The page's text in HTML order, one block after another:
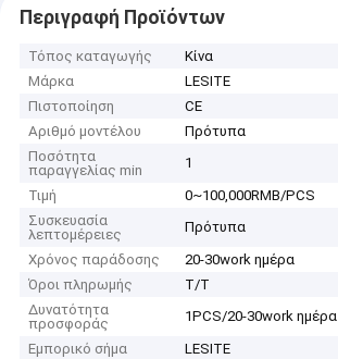
Περιγραφή Προϊόντων
Τόπος καταγωγής
Κίνα
Μάρκα
LESITE
Πιστοποίηση
CE
Αριθμό μοντέλου
Πρότυπα
Ποσότητα
παραγγελίας min
1
Τιμή
0~100,000RMB/PCS
Συσκευασία
λεπτομέρειες
Πρότυπα
Χρόνος παράδοσης
20-30work ημέρα
Όροι πληρωμής
T/T
Δυνατότητα
προσφοράς
1PCS/20-30work ημέρα
Εμπορικό σήμα
LESITE